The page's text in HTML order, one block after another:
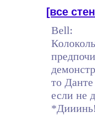
[все
Bell:
то Данте
если не